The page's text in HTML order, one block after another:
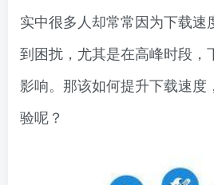
实中很多人却常常因为下载速
到困扰，尤其是在高峰时段，
影响。那该如何提升下载速度
验呢？